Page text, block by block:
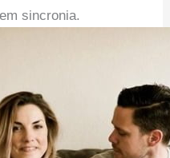
sincronia.